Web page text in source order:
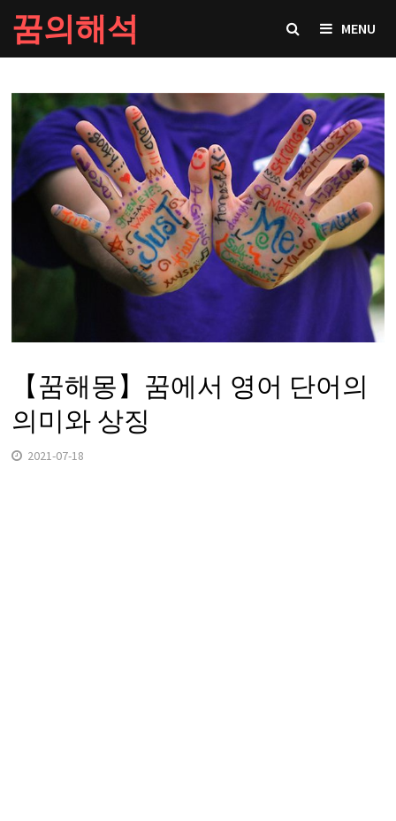
Skip
to
content
꿈의해석 MENU
【꿈해몽】꿈에서 영어 단어의
의미와 상징
2021-07-18